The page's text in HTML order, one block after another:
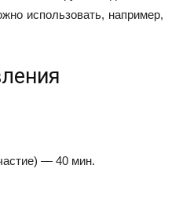
использовать, например,
— 40 мин.